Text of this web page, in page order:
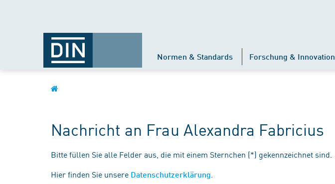
Normen & Standards Forschung & Innovation
Nachricht an Frau Alexandra Fabricius
Bitte füllen Sie alle Felder aus, die mit einem Sternchen (*) gekennzeichnet sind.
Hier finden Sie unsere Datenschutzerklärung